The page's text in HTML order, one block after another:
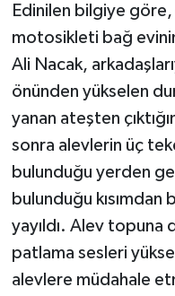
Edinilen bilgiye
motosikleti bağ
Ali Nacak,
önünden yükselen
yanan ateşten
sonra alevlerin üç
bulunduğu yerden
bulunduğu kısımdan
yayıldı. Alev
patlama sesleri
alevlere müdahale
HABERDE İNSAN
İş Dünyası
Jandarma
Kadın
KÜLTÜR SANAT